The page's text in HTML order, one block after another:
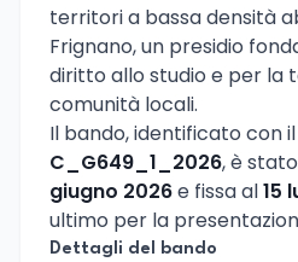
territori a bassa densità
Frignano, un presidio
diritto allo studio e per la
comunità locali.
Il bando, identificato con
C_G649_1_2026, è
giugno 2026e fissa al15
ultimo per la
Dettagli del bando